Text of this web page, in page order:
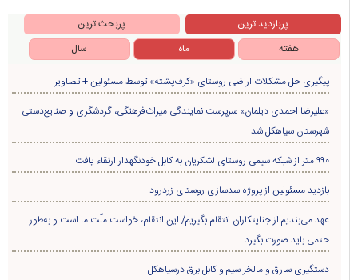
پربازدید ترین
پربحث ترین
هفته
ماه سال
پیگیری حل مشکلات اراضی روستای «کرف‌پشته» توسط مسئولین + تصاویر
«علیرضا احمدی دیلمان» سرپرست نمایندگی میراث‌فرهنگی، گردشگری و صنایع‌دستی
شهرستان سیاهکل شد
۹۹۰ متر از شبکه سیمی روستای لشکریان به کابل خودنگهدار ارتقاء یافت
بازدید مسئولین از پروژه سدسازی روستای زردرود
عهد می‌بندیم از جنایتکاران انتقام بگیریم/ این انتقام، خواست ملّت ما است و به‌طور
حتمی باید صورت بگیرد
دستگیری سارق و مالخر سیم و کابل برق درسیاهکل